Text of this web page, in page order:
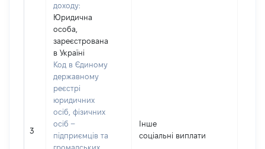
3
доходу:
Юридична
особа,
зареєстрована
в Україні
Код в Єдиному
державному
реєстрі
юридичних
осіб, фізичних
осіб –
підприємців та
громадських
Інше
соціальні виплати